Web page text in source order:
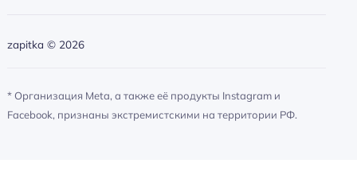
zapitka © 2026
* Организация Meta, а также её продукты Instagram и
Facebook, признаны экстремистскими на территории РФ.